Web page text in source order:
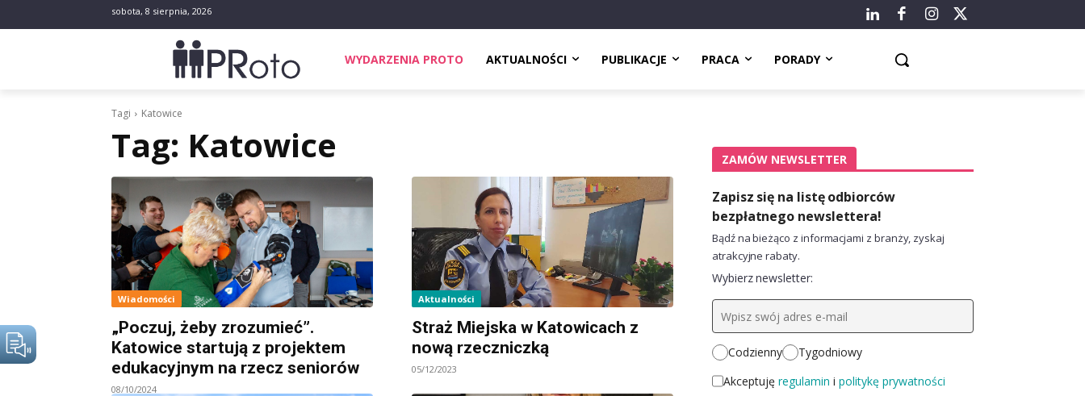
sobota, 8 sierpnia, 2026
WYDARZENIA PROTO AKTUALNOŚCI PUBLIKACJE PRACA PORADY
Tagi Katowice
Tag: Katowice
Wiadomości
„Poczuj, żeby zrozumieć”.
Katowice startują z projektem
edukacyjnym na rzecz seniorów
08/10/2024
Aktualności
Straż Miejska w Katowicach z
nową rzeczniczką
05/12/2023
ZAMÓW NEWSLETTER
Zapisz się na listę odbiorców
bezpłatnego newslettera!
Bądź na bieżąco z informacjami z branży, zyskaj
atrakcyjne rabaty.
Wybierz newsletter:
Codzienny
Tygodniowy
Akceptuję regulamin i politykę prywatności